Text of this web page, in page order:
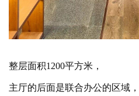
观
筑
登录
整层面积 1200平方米，